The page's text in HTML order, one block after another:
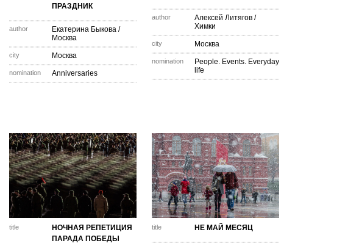
ПРАЗДНИК
author Екатерина Быкова /
Москва
city Москва
nomination Anniversaries
author Алексей Литягов /
Химки
city Москва
nomination
People. Events. Everyday
life
title
НОЧНАЯ РЕПЕТИЦИЯ
ПАРАДА ПОБЕДЫ
title НЕ МАЙ МЕСЯЦ